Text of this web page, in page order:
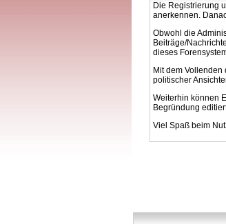
Die Registrierung
anerkennen.
Obwohl die
Beiträge/
dieses
Mit dem
politischer
Weiterhin können
Begründung
Viel Spaß beim